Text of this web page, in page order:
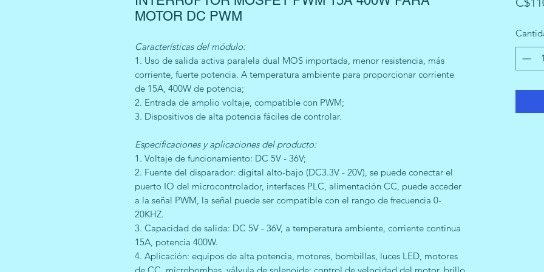
MOTOR DC PWM
Características del módulo:
1. Uso de salida activa paralela dual MOS importada, menor resistencia, más
corriente, fuerte potencia. A temperatura ambiente para proporcionar corriente
de 15A, 400W de potencia;
2. Entrada de amplio voltaje, compatible con PWM;
3. Dispositivos de alta potencia fáciles de controlar.
Especificaciones y aplicaciones del producto:
1. Voltaje de funcionamiento: DC 5V - 36V;
2. Fuente del disparador: digital alto-bajo (DC3.3V - 20V), se puede conectar el
puerto IO del microcontrolador, interfaces PLC, alimentación CC, puede acceder
a la señal PWM, la señal puede ser compatible con el rango de frecuencia 0-
20KHZ.
3. Capacidad de salida: DC 5V - 36V, a temperatura ambiente, corriente continua
15A, potencia 400W.
4. Aplicación: equipos de alta potencia, motores, bombillas, luces LED, motores